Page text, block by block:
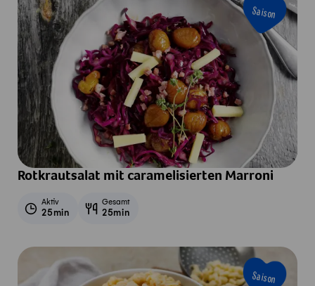
Saison
Rotkrautsalat mit caramelisierten Marroni
Aktiv
25min
Gesamt
25min
Saison